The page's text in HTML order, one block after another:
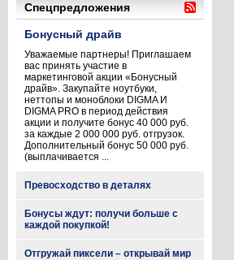
Спецпредложения
Бонусный драйв
Уважаемые партнеры! Приглашаем
вас принять участие в
маркетинговой акции «Бонусный
драйв». Закупайте ноутбуки,
неттопы и моноблоки DIGMA И
DIGMA PRO в период действия
акции и получите бонус 40 000 руб.
за каждые 2 000 000 руб. отгрузок.
Дополнительный бонус 50 000 руб.
(выплачивается ...
Превосходство в деталях
Бонусы ждут: получи больше с
каждой покупкой!
Отгружай пиксели – открывай мир